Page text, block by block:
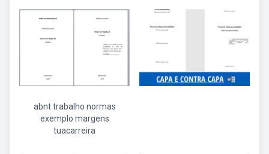
abnt trabalho normas
exemplo margens
tuacarreira